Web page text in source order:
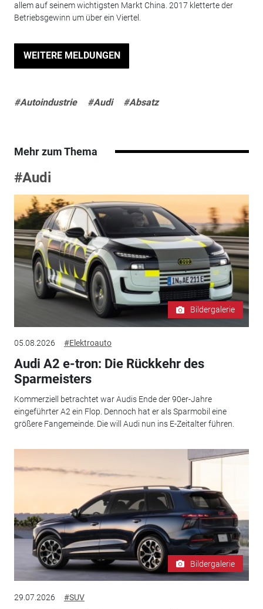
allem auf seinem wichtigsten Markt China. 2017 kletterte der
Betriebsgewinn um über ein Viertel.
WEITERE MELDUNGEN
#Autoindustrie #Audi #Absatz
Mehr zum Thema
#Audi
Bildergalerie
05.08.2026 #Elektroauto
Audi A2 e-tron: Die Rückkehr des
Sparmeisters
Kommerziell betrachtet war Audis Ende der 90er-Jahre
eingeführter A2 ein Flop. Dennoch hat er als Sparmobil eine
größere Fangemeinde. Die will Audi nun ins E-Zeitalter führen.
Bildergalerie
29.07.2026 #SUV